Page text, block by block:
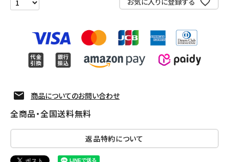
Follow us
商品についてのお問い合わせ
全商品・全国送料無料
返品特約について